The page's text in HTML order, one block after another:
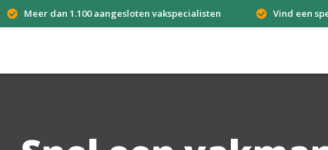
Meer dan 1.100 aangesloten vakspecialisten Vind een